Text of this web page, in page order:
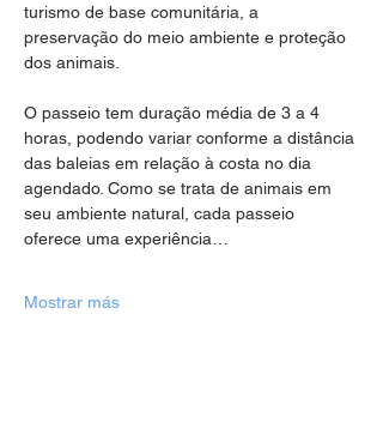
turismo de base comunitária, a
preservação do meio ambiente e proteção
dos animais.
O passeio tem duração média de 3 a 4
horas, podendo variar conforme a distância
das baleias em relação à costa no dia
agendado. Como se trata de animais em
seu ambiente natural, cada passeio
oferece uma experiência…
Mostrar más